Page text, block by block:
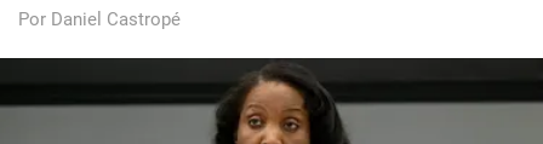
Por Daniel Castropé